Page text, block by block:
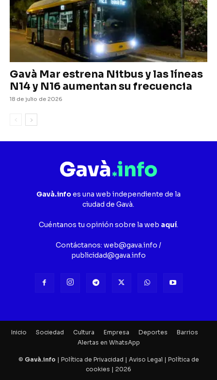
Gavà Mar estrena Nitbus y las líneas
N14 y N16 aumentan su frecuencia
18 de julio de 2026
Gavà.infoes una web independiente de la
ciudad de Gavà.
Cuéntanos tu opinión sobre la web aquí.
Contáctanos: web@gava.info /
publicidad@gava.info
Inicio Sociedad Cultura Empresa Deportes
Barrios
Alertas en WhatsApp
© Gavà.info | Política de Privacidad | Aviso Legal | Política de
cookies | 2026